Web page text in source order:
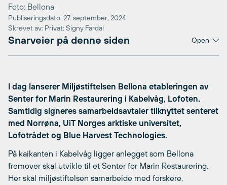
Foto: Bellona
Publiseringsdato: 27. september, 2024
Skrevet av: Privat: Signy Fardal
Snarveier på denne siden Open
I dag lanserer Miljøstiftelsen Bellona etableringen av
Senter for Marin Restaurering i Kabelvåg, Lofoten.
Samtidig signeres samarbeidsavtaler tilknyttet senteret
med Norrøna, UiT Norges arktiske universitet,
Lofotrådet og Blue Harvest Technologies.
På kaikanten i Kabelvåg ligger anlegget som Bellona
fremover skal utvikle til et Senter for Marin Restaurering.
Her skal miljøstiftelsen samarbeide med forskere,